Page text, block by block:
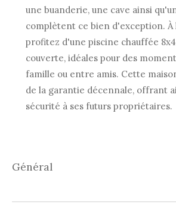
une buanderie, une cave ainsi
complètent ce bien d'exception. À
profitez d'une piscine chauffée
couverte, idéales pour des
famille ou entre amis. Cette
de la garantie décennale, offrant
sécurité à ses futurs propriétaires.
général